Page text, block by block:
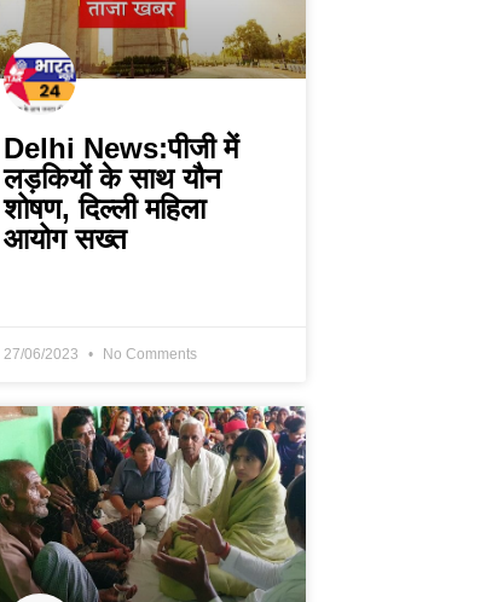
Delhi News:पीजी में
लड़कियों के साथ यौन
शोषण, दिल्ली महिला
आयोग सख्त
27/06/2023 No Comments